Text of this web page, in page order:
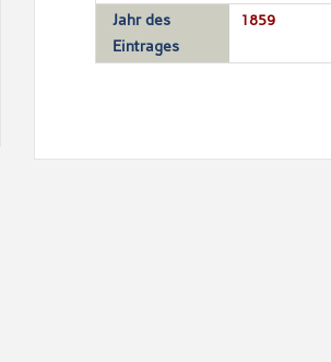
Jahr des
Eintrages
1859